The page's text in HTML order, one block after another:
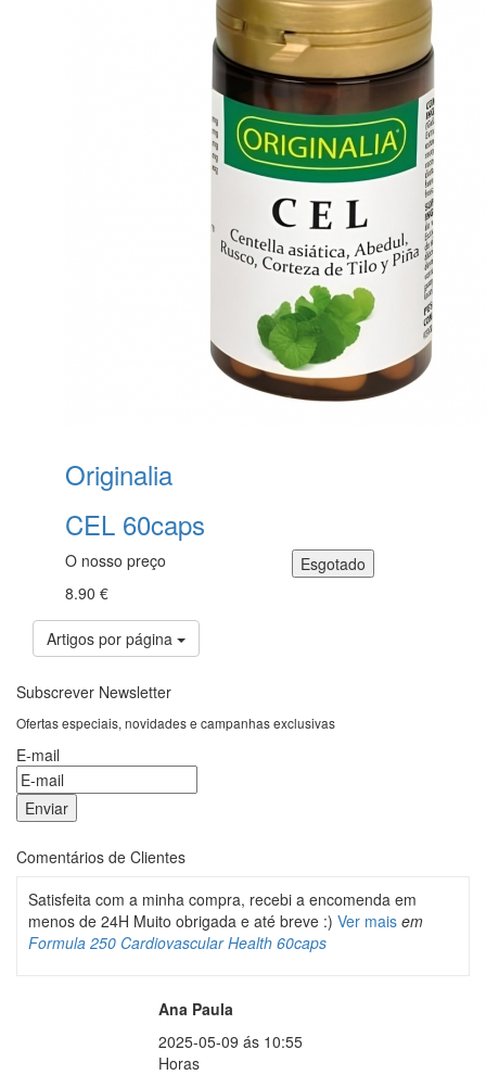
Originalia
CEL 60caps
O nosso preço
8.90 €
Artigos por página
Subscrever Newsletter
Ofertas especiais, novidades e campanhas exclusivas
E-mail
Comentários de Clientes
Satisfeita com a minha compra, recebi a encomenda em
menos de 24H Muito obrigada e até breve :) Ver mais em
Formula 250 Cardiovascular Health 60caps
Ana Paula
2025-05-09 ás 10:55
Horas